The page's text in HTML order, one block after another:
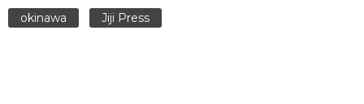
okinawa Jiji Press